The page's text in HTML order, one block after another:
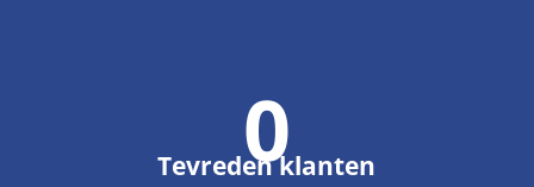
0
Tevreden klanten